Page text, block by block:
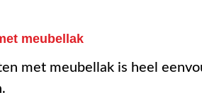
meubellak
met meubellak is heel